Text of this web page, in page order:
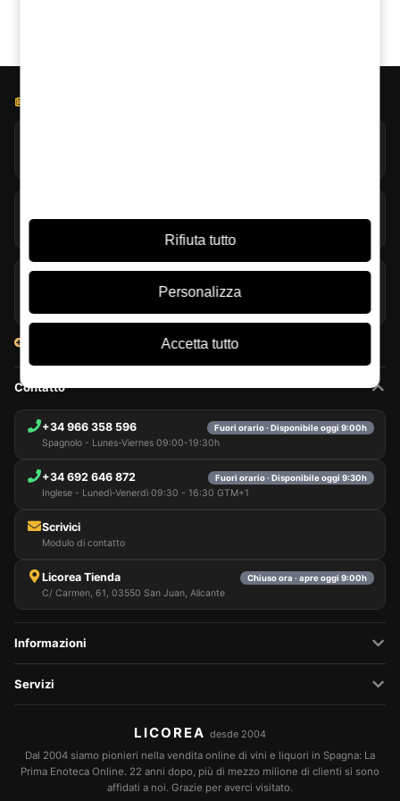
Contatto
+34 966 358 596 Fuori orario · Disponibile oggi 9:00h
Spagnolo - Lunes-Viernes 09:00-19:30h
+34 692 646 872 Fuori orario · Disponibile oggi 9:30h
Inglese - Lunedì-Venerdì 09:30 - 16:30 GTM+1
Scrivici
Modulo di contatto
Licorea Tienda Chiuso ora · apre oggi 9:00h
C/ Carmen, 61, 03550 San Juan, Alicante
Informazioni
Servizi
LICOREA desde 2004
Dal 2004 siamo pionieri nella vendita online di vini e liquori in Spagna: La
Prima Enoteca Online. 22 anni dopo, più di mezzo milione di clienti si sono
affidati a noi. Grazie per averci visitato.
Rifiuta tutto
Personalizza
Accetta tutto